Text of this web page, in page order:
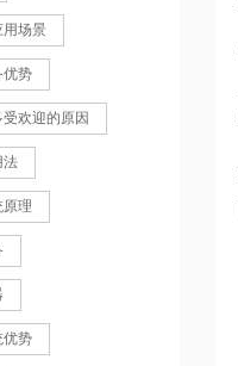
用场景
优势
欢迎的原因
法
理
优势